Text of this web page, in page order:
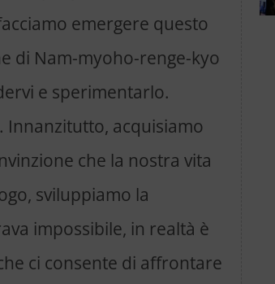
emergere questo
di Nam-myoho-renge-kyo
e sperimentarlo.
Innanzitutto, acquisiamo
che la nostra vita
sviluppiamo la
impossibile, in realtà è
ci consente di affrontare